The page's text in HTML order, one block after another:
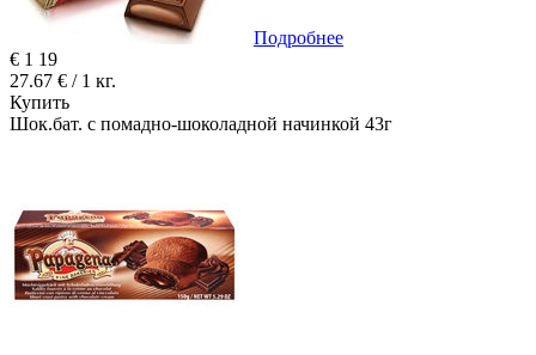
Подробнее
€ 1 19
27.67 € / 1 кг.
Купить
Шок.бат. с помадно-шоколадной начинкой 43г